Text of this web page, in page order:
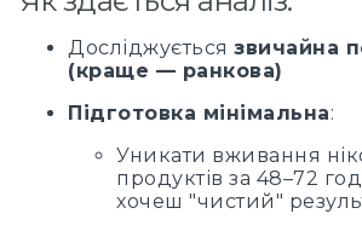
Досліджується звичайна
(краще — ранкова)
Підготовка мінімальна:
Уникати вживання
продуктів за 48–72
хочеш "чистий"